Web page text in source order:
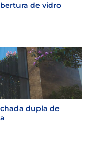
de vidro
dupla de